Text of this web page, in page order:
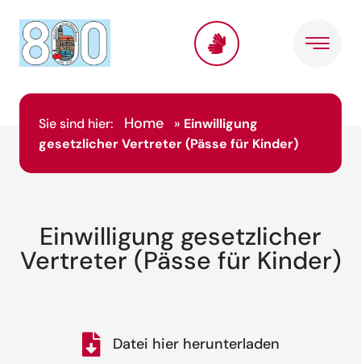
Sie sind hier: Home » Einwilligung
gesetzlicher Vertreter (Pässe für Kinder)
Einwilligung gesetzlicher
Vertreter (Pässe für Kinder)
Datei hier herunterladen